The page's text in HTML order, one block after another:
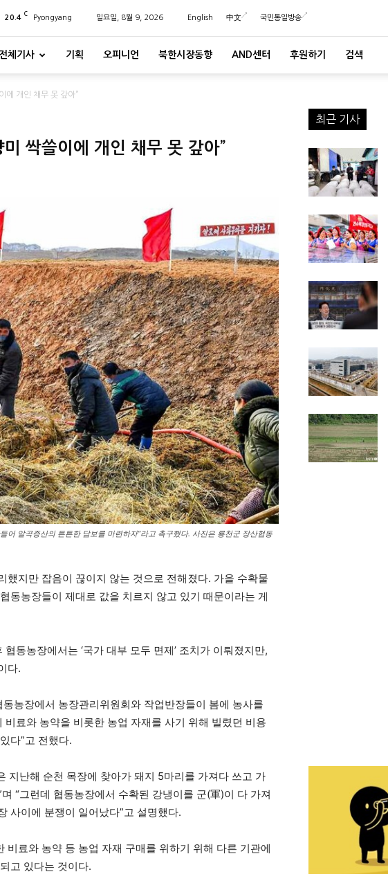
20.4 C Pyongyang 일요일, 8월 9, 2026 English 中文 국민통일방송
전체기사 기획 오피니언 북한시장동향 AND센터 후원하기 검색
에 개인 채무 못 갚아”
싹쓸이에 개인 채무 못 갚아”
어 알곡증산의 튼튼한 담보를 마련하자”라고 촉구했다. 사진은 룡천군 장산협동
했지만 잡음이 끊이지 않는 것으로 전해졌다. 가을 수확물
동농장들이 제대로 값을 치르지 않고 있기 때문이라는 게
동농장에서는 ‘국가 대부 모두 면제’ 조치가 이뤄졌지만,
다.
농장에서 농장관리위원회와 작업반장들이 봄에 농사를
비료와 농약을 비롯한 농업 자재를 사기 위해 빌렸던 비용
다”고 전했다.
지난해 순천 목장에 찾아가 돼지 5마리를 가져다 쓰고 가
“그런데 협동농장에서 수확된 강냉이를 군(軍)이 다 가져
사이에 분쟁이 일어났다”고 설명했다.
비료와 농약 등 농업 자재 구매를 위하기 위해 다른 기관에
고 있다는 것이다.
최근 기사